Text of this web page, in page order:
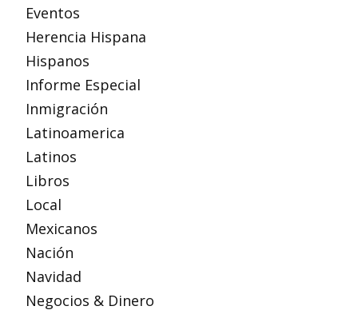
Eventos
Herencia Hispana
Hispanos
Informe Especial
Inmigración
Latinoamerica
Latinos
Libros
Local
Mexicanos
Nación
Navidad
Negocios & Dinero